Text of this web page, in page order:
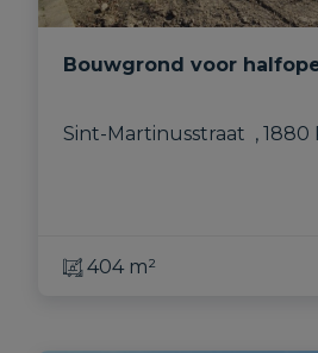
Bouwgrond voor
Sint-Martinusstraat  , 1880
404 m²